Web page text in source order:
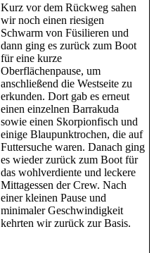
Kurz vor dem Rückweg sahen
wir noch einen riesigen
Schwarm von Füsilieren und
dann ging es zurück zum Boot
für eine kurze
Oberflächenpause, um
anschließend die Westseite zu
erkunden. Dort gab es erneut
einen einzelnen Barrakuda
sowie einen Skorpionfisch und
einige Blaupunktrochen, die auf
Futtersuche waren. Danach ging
es wieder zurück zum Boot für
das wohlverdiente und leckere
Mittagessen der Crew. Nach
einer kleinen Pause und
minimaler Geschwindigkeit
kehrten wir zurück zur Basis.